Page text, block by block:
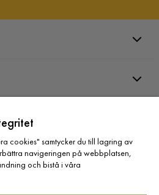
cookies" samtycker du till lagring av
navigeringen på webbplatsen,
och bistå i våra